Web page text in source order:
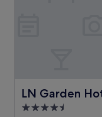
LN Garden
LN Garden Hotel
4.5-